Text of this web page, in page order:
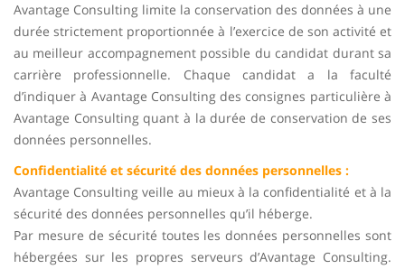
Avantage Consulting limite la conservation des données à une
durée strictement proportionnée à l’exercice de son activité et
au meilleur accompagnement possible du candidat durant sa
carrière professionnelle. Chaque candidat a la faculté
d’indiquer à Avantage Consulting des consignes particulière à
Avantage Consulting quant à la durée de conservation de ses
données personnelles.
Confidentialité et sécurité des données personnelles :
Avantage Consulting veille au mieux à la confidentialité et à la
sécurité des données personnelles qu’il héberge.
Par mesure de sécurité toutes les données personnelles sont
hébergées sur les propres serveurs d’Avantage Consulting.